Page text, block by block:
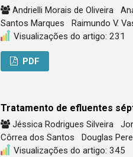
Andrielli Morais de Oliveira
Santos MarquesRaimundo V.
Visualizações do artigo: 231
PDF
Tratamento de efluentes
Jéssica Rodrigues Silveira
Côrrea dos Santos Douglas
Visualizações do artigo: 345